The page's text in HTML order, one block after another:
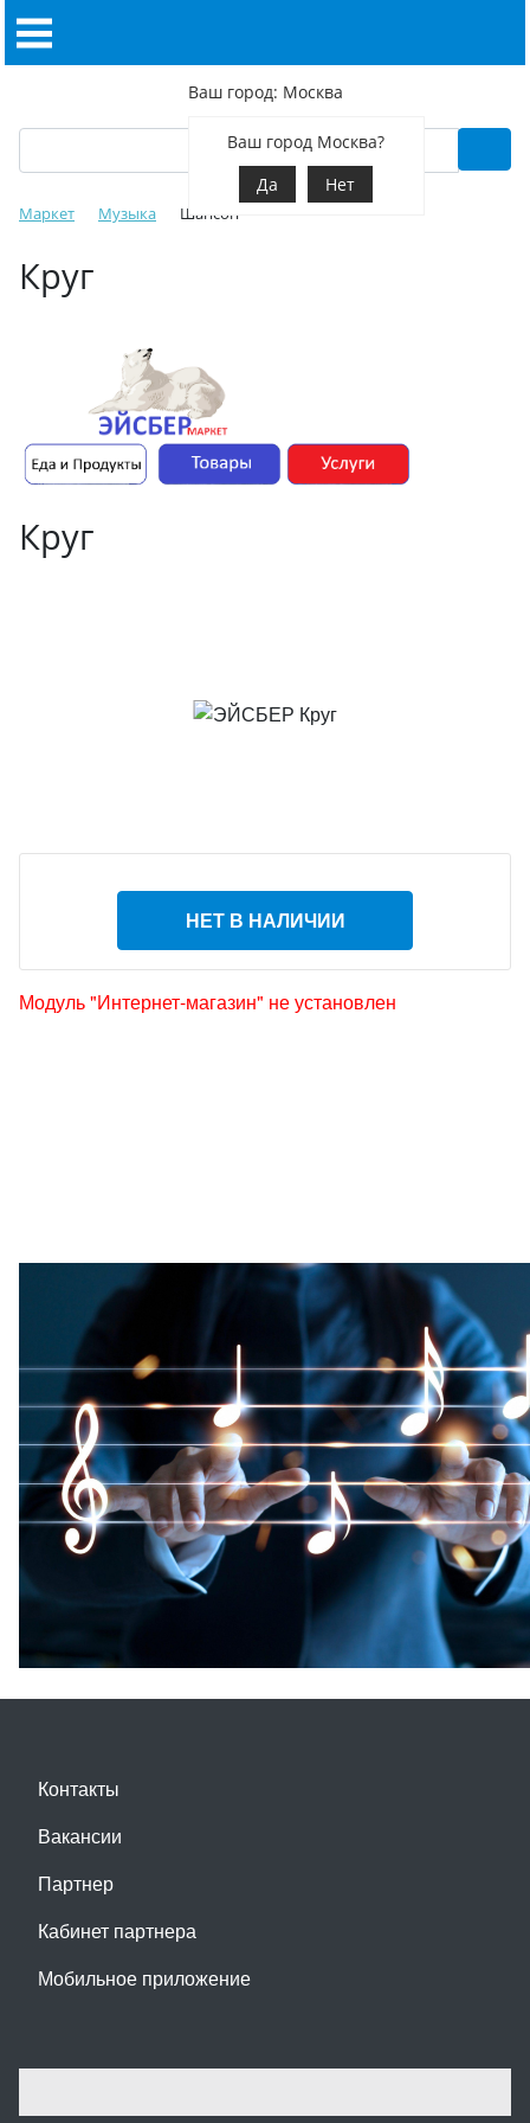
Ваш город: Москва
Ваш город Москва?
Да
Нет
Маркет Музыка Шансон
Круг
Круг
НЕТ В НАЛИЧИИ
Модуль "Интернет-магазин" не установлен
Контакты
Вакансии
Партнер
Кабинет партнера
Мобильное приложение